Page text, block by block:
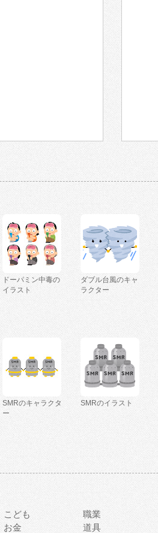
ドーパミン中毒の
イラスト
ダブル台風のキャ
ラクター
SMRのキャラクタ
ー
SMRのイラスト
こども 職業
お金 道具